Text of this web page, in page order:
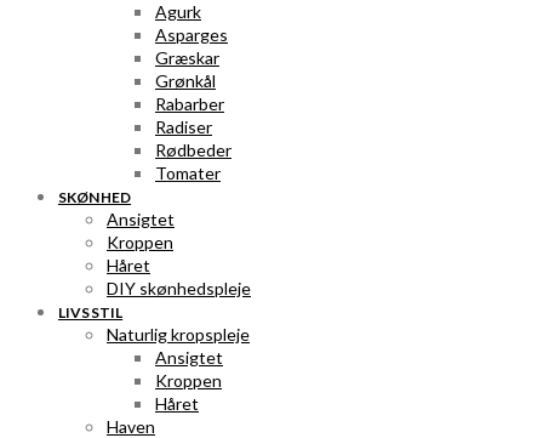
Agurk
Asparges
Græskar
Grønkål
Rabarber
Radiser
Rødbeder
Tomater
SKØNHED
Ansigtet
Kroppen
Håret
DIY skønhedspleje
LIVSSTIL
Naturlig kropspleje
Ansigtet
Kroppen
Håret
Haven